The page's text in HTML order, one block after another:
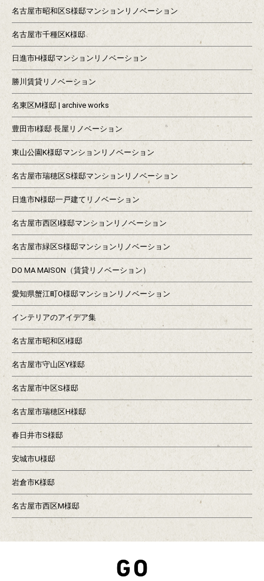
名古屋市昭和区S様邸マンションリノベーション
名古屋市千種区K様邸
日進市H様邸マンションリノベーション
勝川賃貸リノベーション
名東区M様邸 | archive works
豊田市I様邸 長屋リノベーション
東山公園K様邸マンションリノベーション
名古屋市瑞穂区S様邸マンションリノベーション
日進市N様邸一戸建てリノベーション
名古屋市西区I様邸マンションリノベーション
名古屋市緑区S様邸マンションリノベーション
DO MA MAISON（賃貸リノベーション）
愛知県蟹江町O様邸マンションリノベーション
インテリアのアイデア集
名古屋市昭和区I様邸
名古屋市守山区Y様邸
名古屋市中区S様邸
名古屋市瑞穂区H様邸
春日井市S様邸
安城市U様邸
岩倉市K様邸
名古屋市西区M様邸